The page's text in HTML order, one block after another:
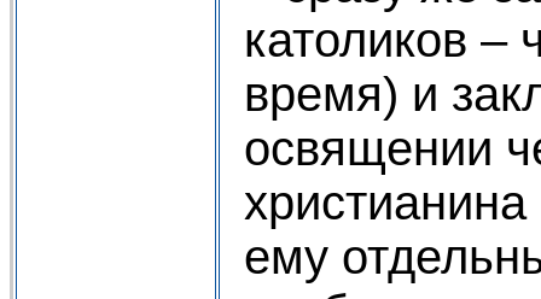
католиков –
время) и
освящении
ему